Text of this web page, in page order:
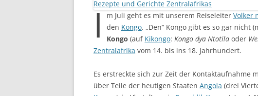
I m Juli geht es mit unserem Reiseleiter Volker
den Kongo. „Den“ Kongo gibt es so gar nicht
Kongo (auf Kikongo: Kongo dya Ntotila oder
Zentralafrika vom 14. bis ins 18. Jahrhundert.
Es erstreckte sich zur Zeit der Kontaktaufnahme
über Teile der heutigen Staaten Angola (drei